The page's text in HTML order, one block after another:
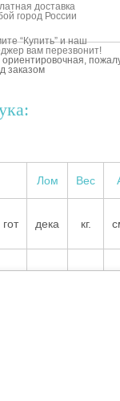
доставка
город России
“Купить” и наш
вам перезвонит!
заказом
Лом Вес
гот дека кг.